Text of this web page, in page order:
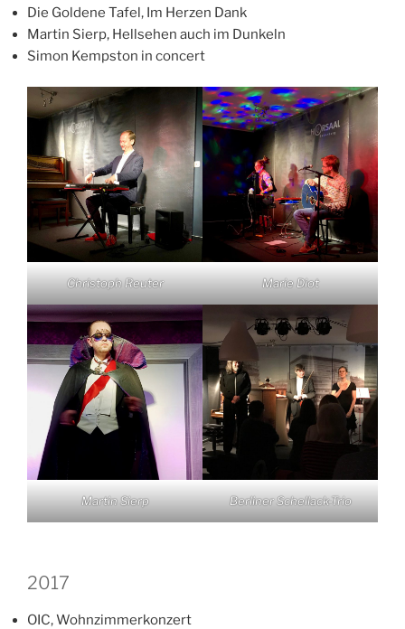
Die Goldene Tafel, Im Herzen Dank
Martin Sierp, Hellsehen auch im Dunkeln
Simon Kempston in concert
Christoph Reuter Marie Diot
Martin Sierp Berliner Schellack-Trio
2017
OIC, Wohnzimmerkonzert